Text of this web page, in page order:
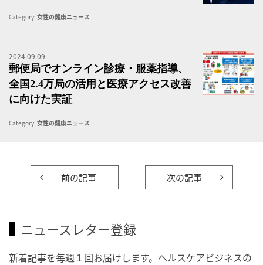
Category: 女性の健康ニュース
2024.09.09
郵便局でオンライン診療・服薬指導、
全国2.4万局の活用と医療アクセス改善
に向けた実証
Category: 女性の健康ニュース
前の記事 次の記事
ニュースレター登録
新着記事を毎週１回お届けします。ヘルスケアビジネスの